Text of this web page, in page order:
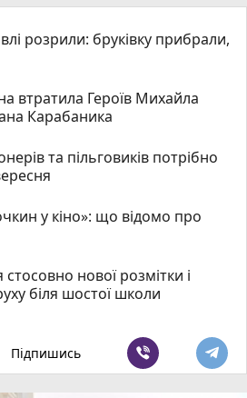
розрили: бруківку прибрали,
втратила Героїв Михайла
Карабаника
та пільговиків потрібно
у кіно»: що відомо про
нової розмітки і
біля шостої школи
Підпишись